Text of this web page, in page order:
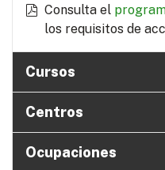
Consulta el
los requisitos de
Cursos
Centros
Ocupaciones